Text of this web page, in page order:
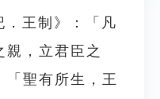
王制》：「凡
，立君臣之
「聖有所生，王